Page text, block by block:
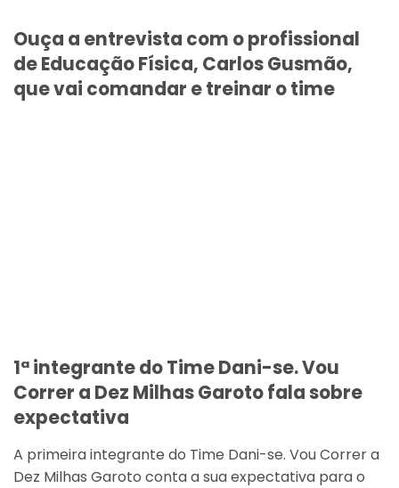
Ouça a entrevista com o profissional
de Educação Física, Carlos Gusmão,
que vai comandar e treinar o time
1ª integrante do Time Dani-se. Vou
Correr a Dez Milhas Garoto fala sobre
expectativa
A primeira integrante do Time Dani-se. Vou Correr a
Dez Milhas Garoto conta a sua expectativa para o